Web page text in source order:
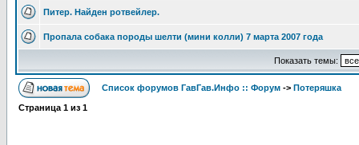
Питер. Найден ротвейлер.
Пропала собака породы шелти (мини колли) 7 марта 2007 года
Показать темы:
Список форумов ГавГав.Инфо :: Форум -> Потеряшка
Страница 1 из 1